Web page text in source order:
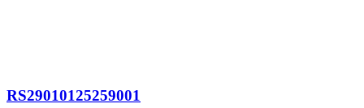
RS29010125259001